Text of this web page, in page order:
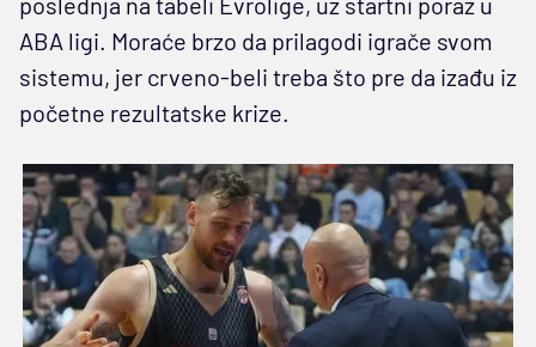
ABA ligi. Moraće brzo da prilagodi igrače svom
sistemu, jer crveno-beli treba što pre da izađu iz
početne rezultatske krize.